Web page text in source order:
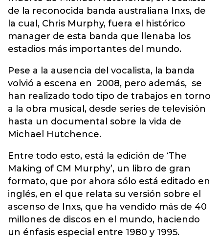
de la reconocida banda australiana Inxs, de
la cual, Chris Murphy, fuera el histórico
manager de esta banda que llenaba los
estadios más importantes del mundo.
Pese a la ausencia del vocalista, la banda
volvió a escena en 2008, pero además, se
han realizado todo tipo de trabajos en torno
a la obra musical, desde series de televisión
hasta un documental sobre la vida de
Michael Hutchence.
Entre todo esto, está la edición de ‘The
Making of CM Murphy’, un libro de gran
formato, que por ahora sólo está editado en
inglés, en el que relata su versión sobre el
ascenso de Inxs, que ha vendido más de 40
millones de discos en el mundo, haciendo
un énfasis especial entre 1980 y 1995.